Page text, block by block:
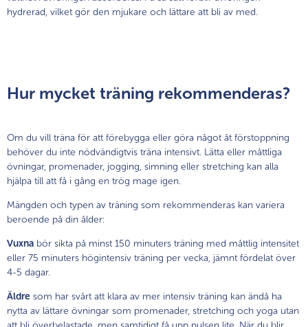
hydrerad, vilket gör den mjukare och lättare att bli av med.
Hur mycket träning rekommenderas?
Om du vill träna för att förebygga eller göra något åt förstoppning
behöver du inte nödvändigtvis träna intensivt. Lätta eller måttliga
övningar, promenader, jogging, simning eller stretching kan alla
hjälpa till att få i gång en trög mage igen.
Mängden och typen av träning som rekommenderas kan variera
beroende på din ålder:
Vuxna bör sikta på minst 150 minuters träning med måttlig intensitet
eller 75 minuters högintensiv träning per vecka, jämnt fördelat över
4-5 dagar.
Äldre som har svårt att klara av mer intensiv träning kan ändå ha
nytta av lättare övningar som promenader, stretching och yoga utan